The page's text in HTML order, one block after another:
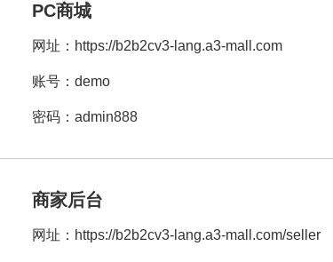
PC商城
网址： https://b2b2cv3-lang.a3-mall.com
账号：demo
密码：admin888
商家后台
网址： https://b2b2cv3-lang.a3-mall.com/seller